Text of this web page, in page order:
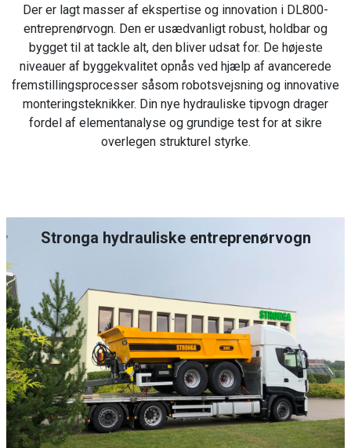
Der er lagt masser af ekspertise og innovation i DL800-
entreprenørvogn. Den er usædvanligt robust, holdbar og
bygget til at tackle alt, den bliver udsat for. De højeste
niveauer af byggekvalitet opnås ved hjælp af avancerede
fremstillingsprocesser såsom robotsvejsning og innovative
monteringsteknikker. Din nye hydrauliske tipvogn drager
fordel af elementanalyse og grundige test for at sikre
overlegen strukturel styrke.
Stronga hydrauliske entreprenørvogn